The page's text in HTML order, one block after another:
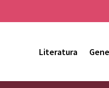
Literatura